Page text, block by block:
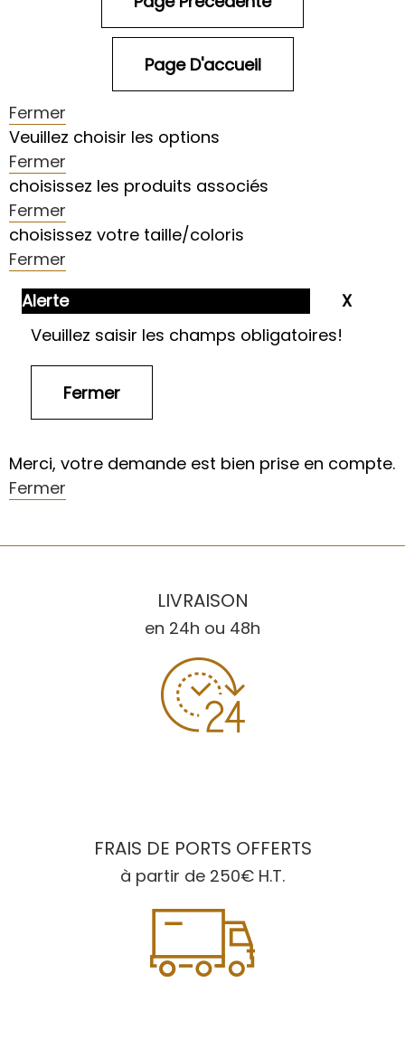
Fermer
Veuillez choisir les options
Fermer
choisissez les produits associés
Fermer
choisissez votre taille/coloris
Fermer
Alerte
Veuillez saisir les champs obligatoires!
Merci, votre demande est bien prise en compte.
Fermer
LIVRAISON
en 24h ou 48h
FRAIS DE PORTS OFFERTS
à partir de 250€ H.T.